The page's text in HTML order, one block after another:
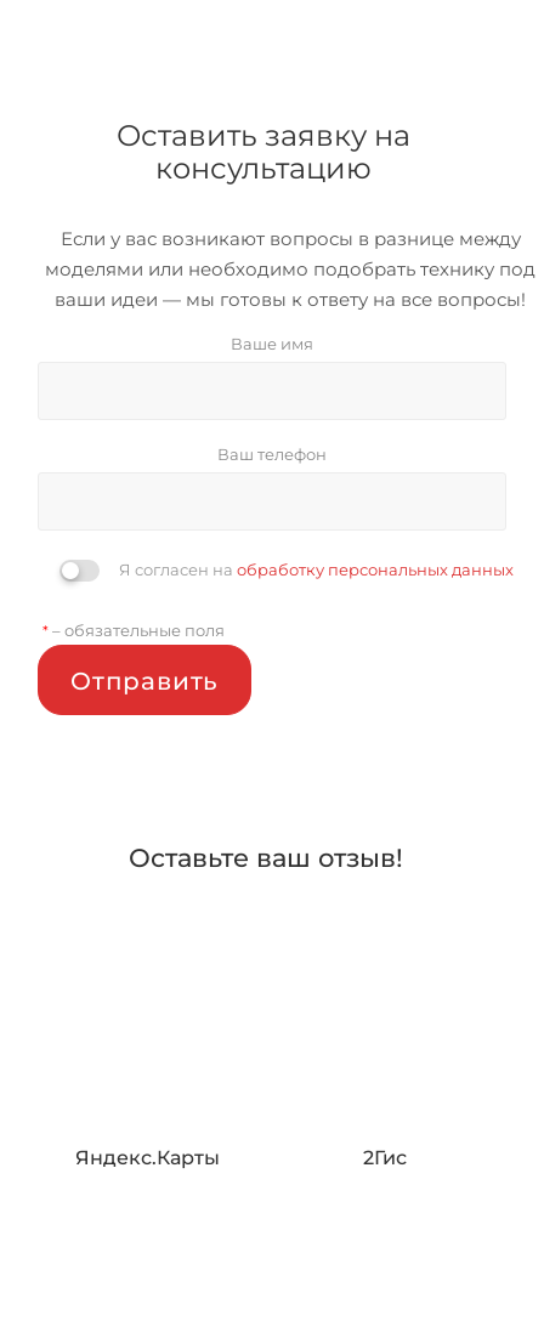
Оставить заявку на
консультацию
Если у вас возникают вопросы в разнице между
моделями или необходимо подобрать технику под
ваши идеи — мы готовы к ответу на все вопросы!
Ваше имя
Ваш телефон
Я согласен на обработку персональных данных
Отправить
* – обязательные поля
Оставьте ваш отзыв!
Яндекс.Карты 2Гис